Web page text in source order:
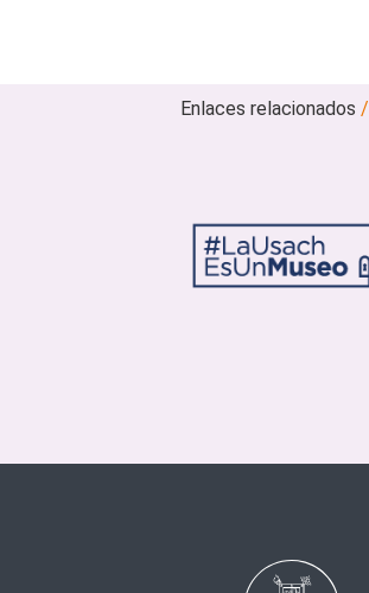
Enlaces relacionados/